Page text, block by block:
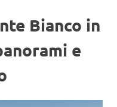
Bianco in
e